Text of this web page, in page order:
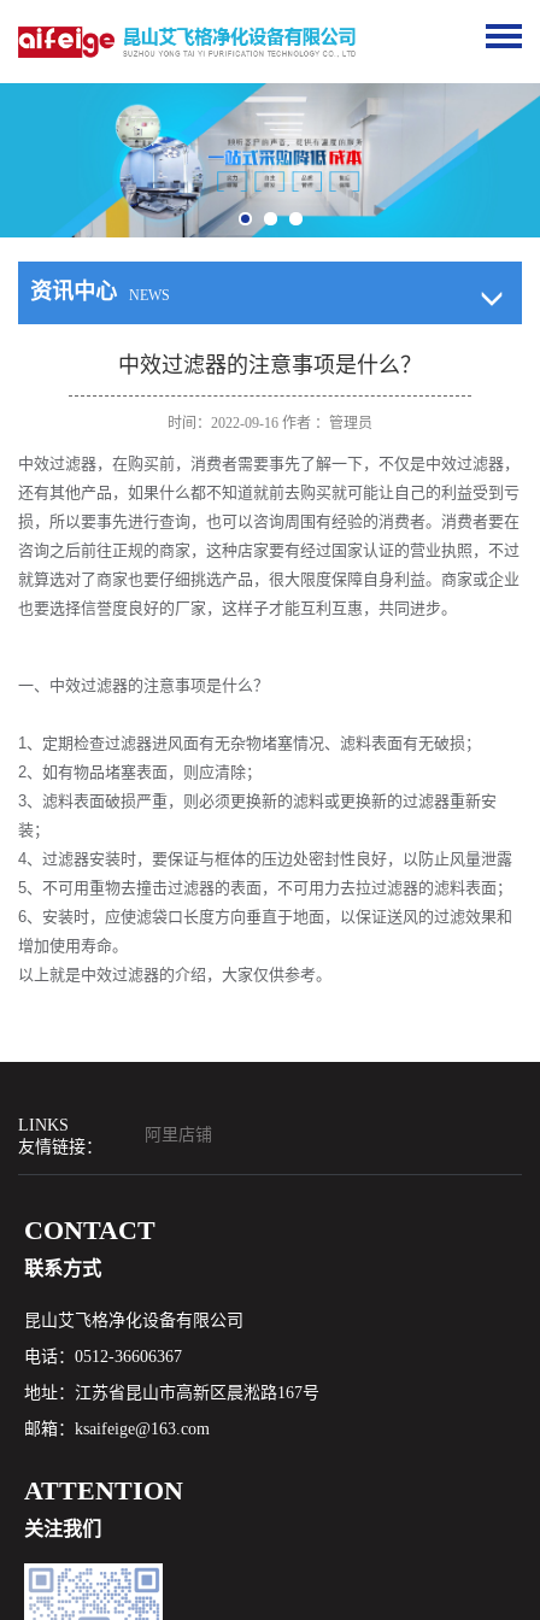
资讯中心 NEWS
中效过滤器的注意事项是什么？
时间：2022-09-16 作者 ：管理员
中效过滤器，在购买前，消费者需要事先了解一下，不仅是中效过滤器，
还有其他产品，如果什么都不知道就前去购买就可能让自己的利益受到亏
损，所以要事先进行查询，也可以咨询周围有经验的消费者。消费者要在
咨询之后前往正规的商家，这种店家要有经过国家认证的营业执照，不过
就算选对了商家也要仔细挑选产品，很大限度保障自身利益。商家或企业
也要选择信誉度良好的厂家，这样子才能互利互惠，共同进步。
一、中效过滤器的注意事项是什么？
1、定期检查过滤器进风面有无杂物堵塞情况、滤料表面有无破损；
2、如有物品堵塞表面，则应清除；
3、滤料表面破损严重，则必须更换新的滤料或更换新的过滤器重新安
装；
4、过滤器安装时，要保证与框体的压边处密封性良好，以防止风量泄露
5、不可用重物去撞击过滤器的表面，不可用力去拉过滤器的滤料表面；
6、安装时，应使滤袋口长度方向垂直于地面，以保证送风的过滤效果和
增加使用寿命。
以上就是中效过滤器的介绍，大家仅供参考。
LINKS
友情链接：
阿里店铺
CONTACT
联系方式
昆山艾飞格净化设备有限公司
电话：0512-36606367
地址：江苏省昆山市高新区晨淞路167号
邮箱：ksaifeige@163.com
ATTENTION
关注我们